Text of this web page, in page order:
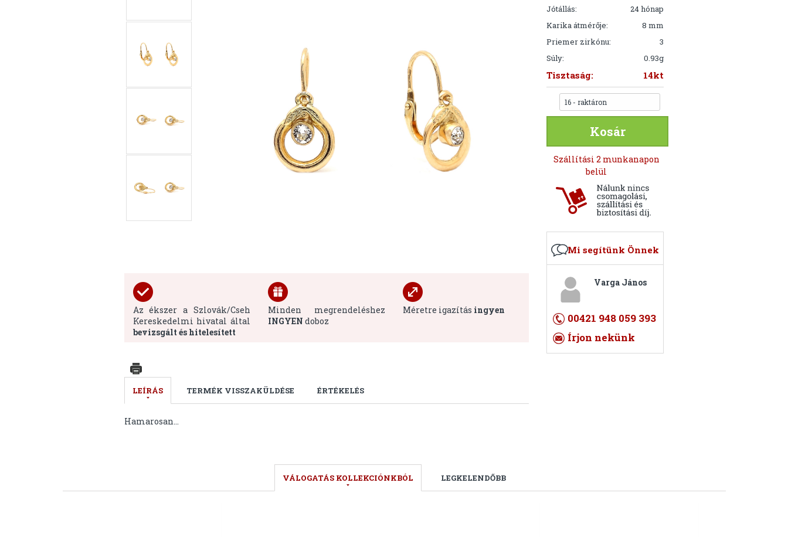
Az ékszer a Szlovák/Cseh
Kereskedelmi hivatal által
bevizsgált és hitelesített
Minden megrendeléshez
INGYEN doboz
Méretre igazítás ingyen
LEÍRÁS TERMÉK VISSZAKÜLDÉSE ÉRTÉKELÉS
Hamarosan...
Jótállás:
24 hónap
Karika átmérője:
8 mm
Priemer zirkónu:
3
Súly:
0.93g
Tisztaság: 14kt
16 - raktáron
Kosár
Szállítási 2 munkanapon
belül
Mi segítünk Önnek
Varga János
00421 948 059 393
Írjon nekünk
VÁLOGATÁS KOLLEKCIÓNKBÓL LEGKELENDŐBB